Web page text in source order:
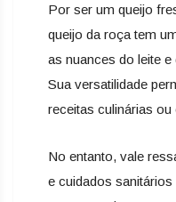
Por ser um queijo
queijo da roça tem
as nuances do leite
Sua versatilidade
receitas culinárias
No entanto, vale
e cuidados